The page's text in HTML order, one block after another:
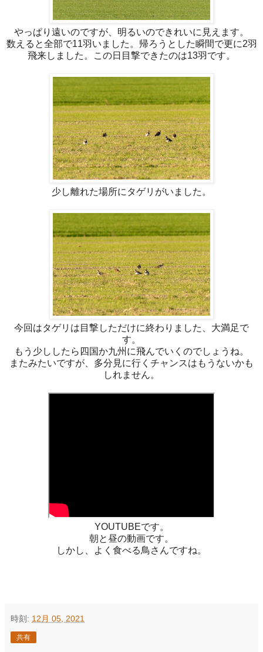
やっぱり遠いのですが、明るいのできれいに見えます。
数えると全部で11羽いました。帰ろうとした瞬間で更に2羽
飛来しました。この日目撃できたのは13羽です。
少し離れた場所にタゲリがいました。
今回はタゲリは目撃しただけに終わりました、大満足で
す。
もう少ししたら四国か九州に飛んでいくのでしょうね。
またみたいですが、多分見に行くチャンスはもうないかも
しれません。
YOUTUBEです。
朝と昼の動画です。
しかし、よく食べる鳥さんですね。
時刻: 12月 05, 2021
共有